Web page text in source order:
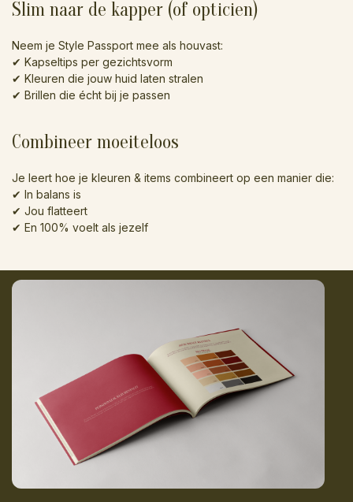
Slim naar de kapper (of opticien)
Neem je Style Passport mee als houvast:
✔ Kapseltips per gezichtsvorm
✔ Kleuren die jouw huid laten stralen
✔ Brillen die écht bij je passen
Combineer moeiteloos
Je leert hoe je kleuren & items combineert op een manier die:
✔ In balans is
✔ Jou flatteert
✔ En 100% voelt als jezelf